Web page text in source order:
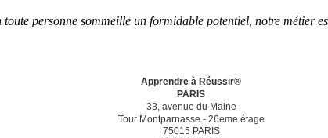
toute personne sommeille un formidable potentiel, notre métier
Apprendre à Réussir®
PARIS
33, avenue du Maine
Tour Montparnasse - 26eme étage
75015 PARIS